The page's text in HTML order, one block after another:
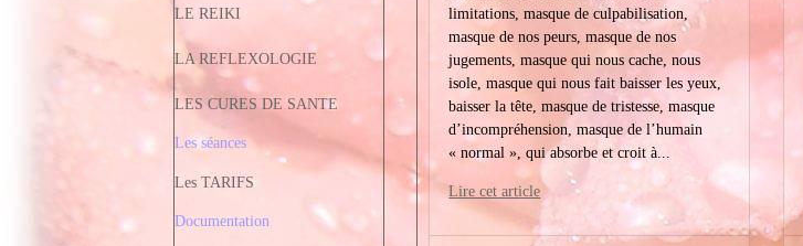
LE REIKI
LA REFLEXOLOGIE
LES CURES DE SANTE
Les séances
Les TARIFS
Documentation
limitations, masque de culpabilisation,
masque de nos peurs, masque de nos
jugements, masque qui nous cache, nous
isole, masque qui nous fait baisser les yeux,
baisser la tête, masque de tristesse, masque
d’incompréhension, masque de l’humain
« normal », qui absorbe et croit à...
Lire cet article